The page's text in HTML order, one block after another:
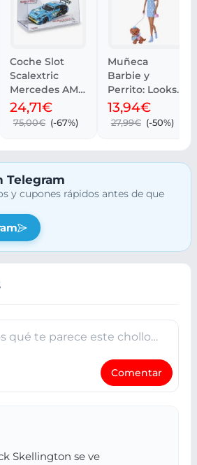
Coche Slot
Scalextric
Mercedes AMG
GT3 - 1:32
Avance Usado
24,71€
75,00€ (-67%)
Muñeca
Barbie y
Perrito: Looks
a Juego para
Twinning
13,94€
27,99€ (-50%)
Telegram
y cupones rápidos antes de que
qué te parece este chollo…
Comentar
Skellington se ve